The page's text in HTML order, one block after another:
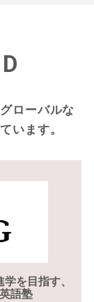
ローバルな
います。
を目指す、
語塾